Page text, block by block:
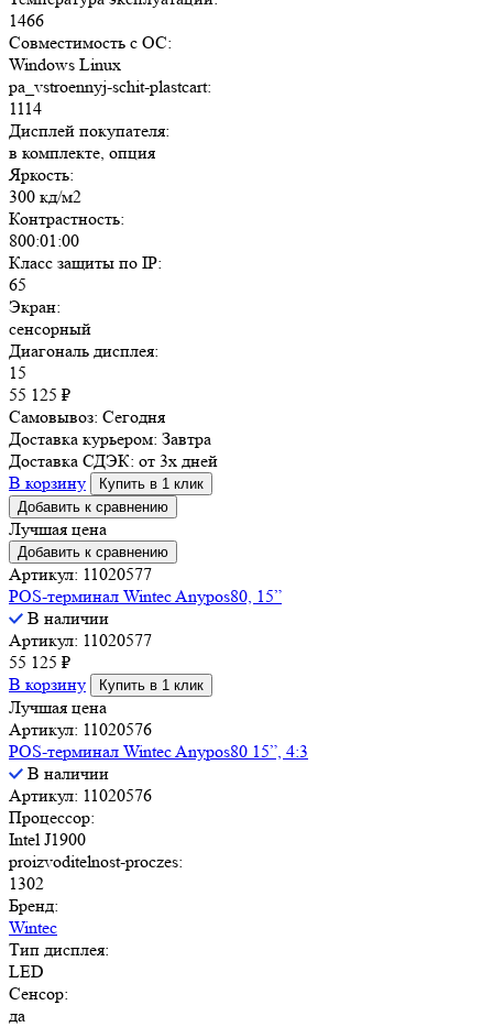
1466
Совместимость с ОС:
Windows Linux
pa_vstroennyj-schit-plastcart:
1114
Дисплей покупателя:
в комплекте, опция
Яркость:
300 кд/м2
Контрастность:
800:01:00
Класс защиты по IP:
65
Экран:
сенсорный
Диагональ дисплея:
15
55 125 ₽
Самовывоз: Сегодня
Доставка курьером: Завтра
Доставка СДЭК: от 3х дней
В корзину
Купить в 1 клик
Добавить к сравнению
Лучшая цена
Добавить к сравнению
Артикул: 11020577
POS-терминал Wintec Anypos80, 15”
В наличии
Артикул: 11020577
55 125 ₽
В корзину
Купить в 1 клик
Лучшая цена
Артикул: 11020576
POS-терминал Wintec Anypos80 15”, 4:3
В наличии
Артикул: 11020576
Процессор:
Intel J1900
proizvoditelnost-proczes:
1302
Бренд:
Wintec
Тип дисплея:
LED
Сенсор:
да